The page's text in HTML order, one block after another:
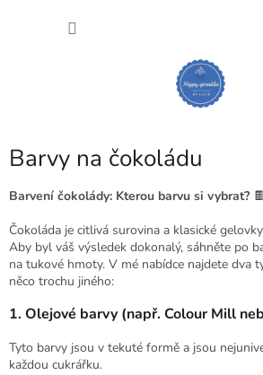
Barvy na čokoládu
Barvení čokolády: Kterou barvu si vybrat?
Čokoláda je citlivá surovina a klasické
Aby byl váš výsledek dokonalý, sáhněte po
na tukové hmoty. V mé nabídce najdete dva
něco trochu jiného:
1. Olejové barvy (např. Colour Mill
Tyto barvy jsou v tekuté formě a jsou
každou cukrářku.